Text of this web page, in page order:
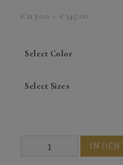
€ 213.00 – € 345.00
Select Color
Select Sizes
Snakeskin
IN DEN